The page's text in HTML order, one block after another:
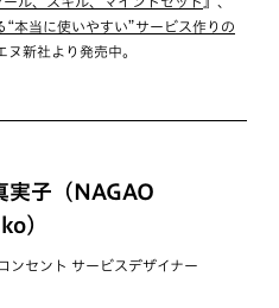
当に使いやすい”サービス作りの
新社より発売中。
実子（NAGAO
）
ンセント サービスデザイナー